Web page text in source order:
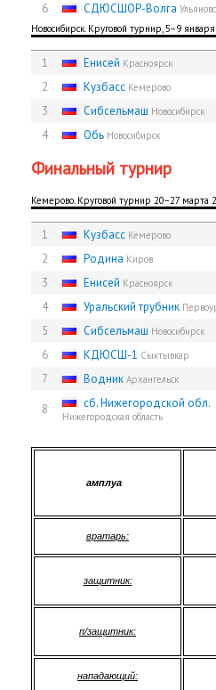
6
СДЮCШОР-Волга
Новосибирск. Круговой турнир, 5−9
1 Енисей Красноярск
2
Кузбасс Кемерово
3
Сибсельмаш Новосибирск
4
Обь Новосибирск
Финальный турнир
Кемерово. Круговой турнир 20−27 марта
1 Кузбасс Кемерово
2
Родина Киров
3
Енисей Красноярск
4
Уральский трубник
5
Сибсельмаш Новосибирск
6
КДЮСШ-1 Сыктывкар
7
Водник Архангельск
8
сб. Нижегородской обл.
Нижегородская область
амплуа
вратарь:
защитник:
п/защитник:
нападающий: